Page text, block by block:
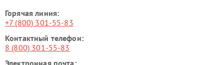
Горячая линия:
+7 (800) 301-55-83
Контактный телефон:
8 (800) 301-55-83
Электронная почта: